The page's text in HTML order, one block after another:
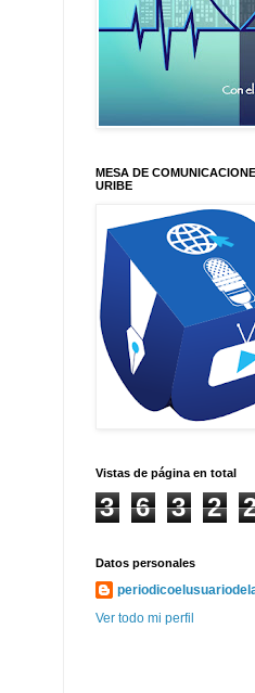
MESA DE
URIBE
Vistas de página en total
3 6 3 2
Datos personales
Ver todo mi perfil